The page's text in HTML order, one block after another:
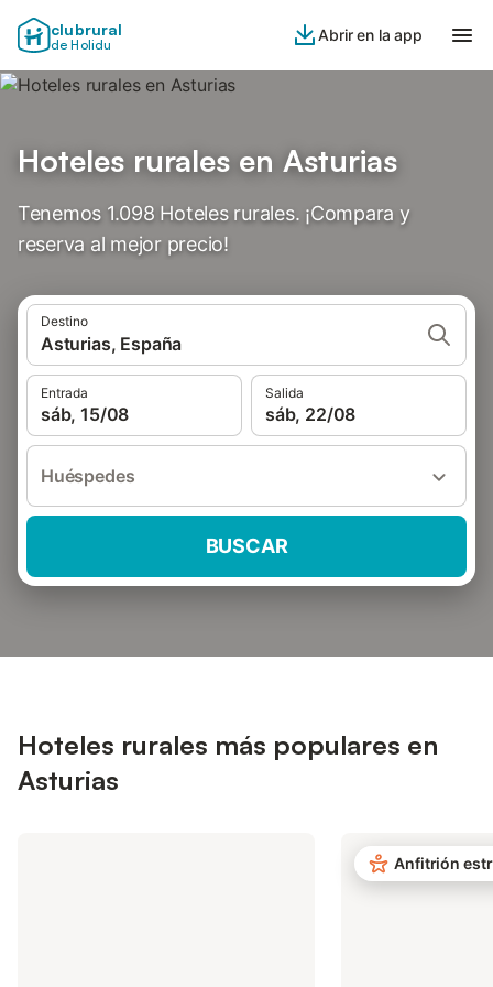
clubrural
de Holidu
Abrir en la app
Hoteles rurales en Asturias
Tenemos 1.098 Hoteles rurales. ¡Compara y
reserva al mejor precio!
Destino
Asturias, España
Entrada
sáb, 15/08
Salida
sáb, 22/08
Huéspedes
BUSCAR
Hoteles rurales más populares en
Asturias
Anfitrión